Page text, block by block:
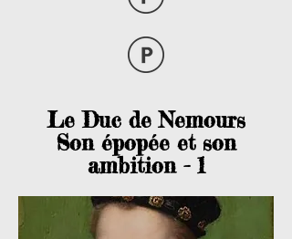
Le Duc de Nemours
Son épopée et son
ambition - 1